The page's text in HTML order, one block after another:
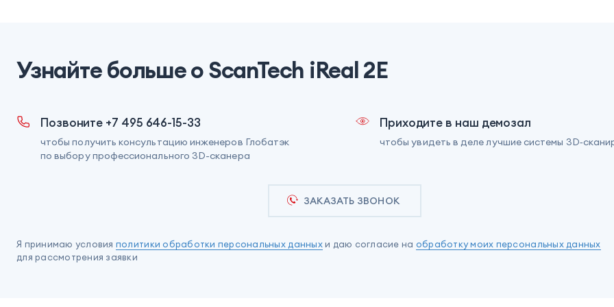
Узнайте больше о ScanTech iReal 2E
Позвоните +7 495 646-15-33
чтобы получить консультацию инженеров Глобатэк
по выбору профессионального 3D-сканера
Приходите в наш демозал
чтобы увидеть в деле лучшие системы
ЗАКАЗАТЬ ЗВОНОК
Я принимаю условия политики обработки персональных данныхи даю согласие на обработку моих персональных данных
для рассмотрения заявки